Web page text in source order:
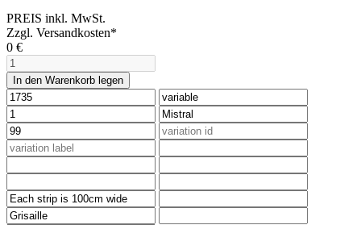
PREIS inkl. MwSt.
Zzgl. Versandkosten*
0 €
In den Warenkorb legen